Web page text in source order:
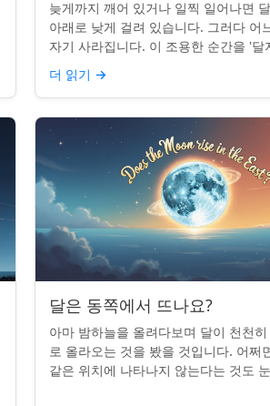
늦게까지 깨어 있거나 일찍 일어나면
아래로 낮게 걸려 있습니다. 그러다 어
자기 사라집니다. 이 조용한 순간을 '달
부릅니다. 매일 일어나지만 대부분의 사
치곤 합니다. 핵심 ...
더 읽기 →
달은 동쪽에서 뜨나요?
아마 밤하늘을 올려다보며 달이 천천
로 올라오는 것을 봤을 것입니다. 어쩌
같은 위치에 나타나지 않는다는 것도